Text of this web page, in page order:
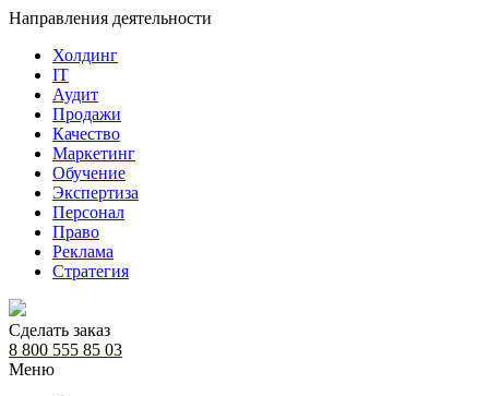
Направления деятельности
Холдинг
IT
Аудит
Продажи
Качество
Маркетинг
Обучение
Экспертиза
Персонал
Право
Реклама
Стратегия
Сделать заказ
8 800 555 85 03
Меню